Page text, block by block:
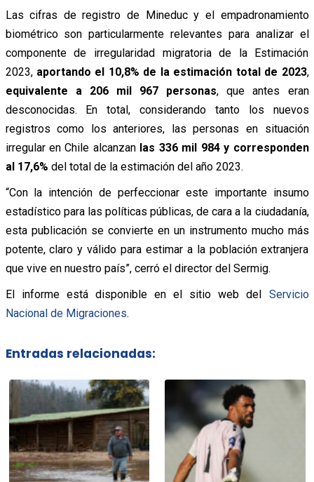
Las cifras de registro de Mineduc y el empadronamiento
biométrico son particularmente relevantes para analizar el
componente de irregularidad migratoria de la Estimación
2023, aportando el 10,8% de la estimación total de 2023,
equivalente a 206 mil 967 personas, que antes eran
desconocidas. En total, considerando tanto los nuevos
registros como los anteriores, las personas en situación
irregular en Chile alcanzan las 336 mil 984 y corresponden
al 17,6% del total de la estimación del año 2023.
“Con la intención de perfeccionar este importante insumo
estadístico para las políticas públicas, de cara a la ciudadanía,
esta publicación se convierte en un instrumento mucho más
potente, claro y válido para estimar a la población extranjera
que vive en nuestro país”, cerró el director del Sermig.
El informe está disponible en el sitio web del Servicio
Nacional de Migraciones.
Entradas relacionadas: